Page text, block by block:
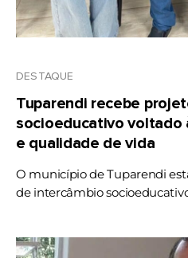
DESTAQUE
Tuparendi recebe
socioeducativo voltado
e qualidade de vida
O município de Tuparendi
de intercâmbio